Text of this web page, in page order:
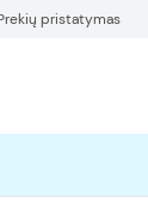
pristatymas